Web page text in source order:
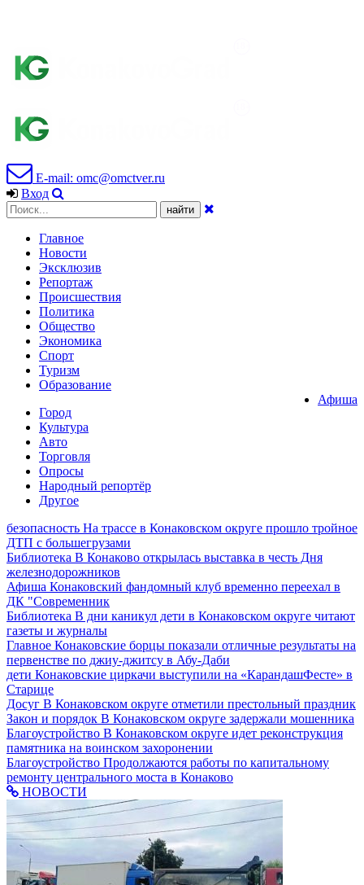
E-mail: omc@omctver.ru
Вход
Главное
Новости
Эксклюзив
Репортаж
Происшествия
Политика
Общество
Экономика
Спорт
Туризм
Образование
Афиша
Город
Культура
Авто
Торговля
Опросы
Народный репортёр
Другое
безопасность На трассе в Конаковском округе прошло тройное
ДТП с большегрузами
Библиотека В Конаково открылась выставка в честь Дня
железнодорожников
Афиша Конаковский фандомный клуб временно переехал в
ДК "Современник
Библиотека В дни каникул дети в Конаковском округе читают
газеты и журналы
Главное Конаковские борцы показали отличные результаты на
первенстве по джиу-джитсу в Абу-Даби
дети Конаковские циркачи выступили на «КарандашФесте» в
Старице
Досуг В Конаковском округе отметили престольный праздник
Закон и порядок В Конаковском округе задержали мошенника
Благоустройство В Конаковском округе идет реконструкция
памятника на воинском захоронении
Благоустройство Продолжаются работы по капитальному
ремонту центрального моста в Конаково
НОВОСТИ